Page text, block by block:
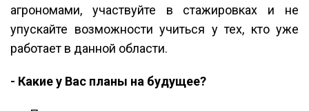
агрономами, участвуйте в стажировках и не
упускайте возможности учиться у тех, кто уже
работает в данной области.
- Какие у Вас планы на будущее?